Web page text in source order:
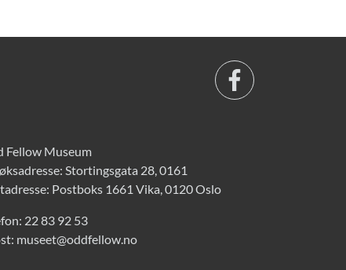
Fellow Museum
Stortingsgata 28, 0161
Postboks 1661 Vika, 0120 Oslo
22 83 92 53
museet@oddfellow.no